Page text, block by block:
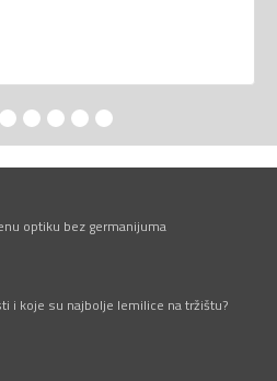
optiku bez germanijuma
i koje su najbolje lemilice na tržištu?